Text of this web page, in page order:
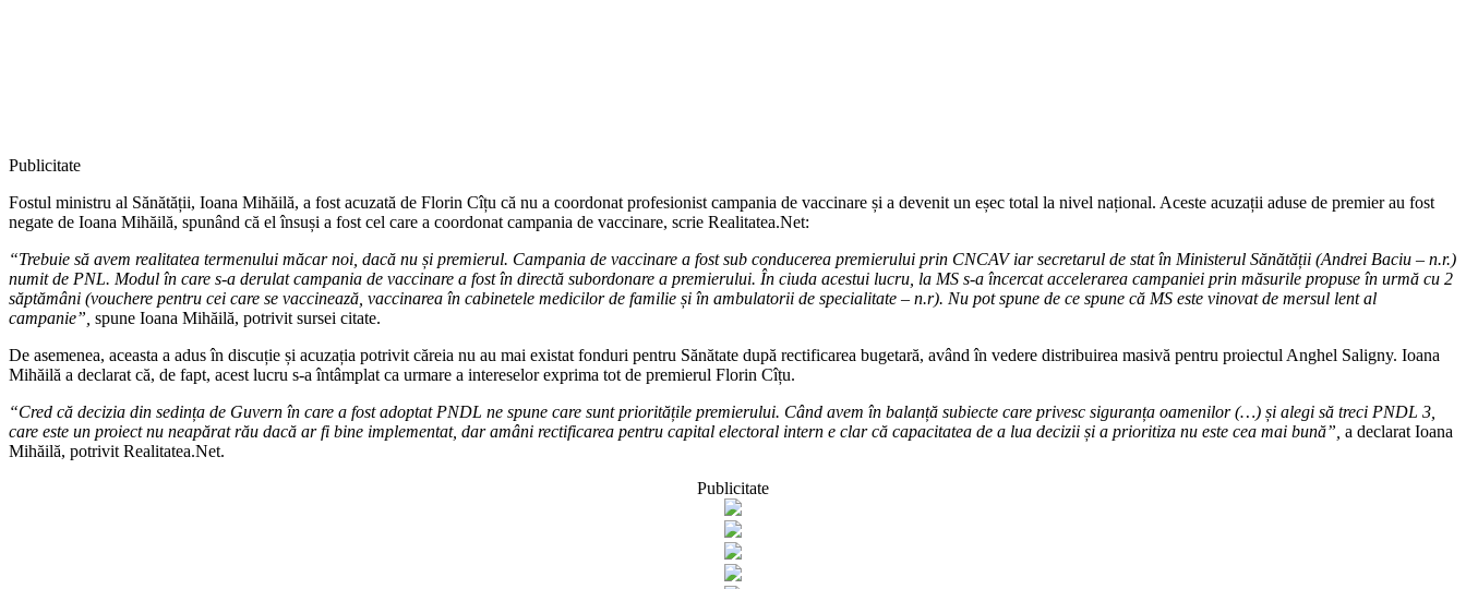
Publicitate
Fostul ministru al Sănătății, Ioana Mihăilă, a fost acuzată de Florin Cîțu că nu a coordonat profesionist campania de vaccinare și a devenit un eșec total la nivel național. Aceste acuzații aduse de premier au fost
negate de Ioana Mihăilă, spunând că el însuși a fost cel care a coordonat campania de vaccinare, scrie Realitatea.Net:
“Trebuie să avem realitatea termenului măcar noi, dacă nu și premierul. Campania de vaccinare a fost sub conducerea premierului prin CNCAV iar secretarul de stat în Ministerul Sănătății (Andrei Baciu – n.r.)
numit de PNL. Modul în care s-a derulat campania de vaccinare a fost în directă subordonare a premierului. În ciuda acestui lucru, la MS s-a încercat accelerarea campaniei prin măsurile propuse în urmă cu 2
săptămâni (vouchere pentru cei care se vaccinează, vaccinarea în cabinetele medicilor de familie și în ambulatorii de specialitate – n.r). Nu pot spune de ce spune că MS este vinovat de mersul lent al
campanie”, spune Ioana Mihăilă, potrivit sursei citate.
De asemenea, aceasta a adus în discuție și acuzația potrivit căreia nu au mai existat fonduri pentru Sănătate după rectificarea bugetară, având în vedere distribuirea masivă pentru proiectul Anghel Saligny. Ioana
Mihăilă a declarat că, de fapt, acest lucru s-a întâmplat ca urmare a intereselor exprima tot de premierul Florin Cîțu.
“Cred că decizia din sedința de Guvern în care a fost adoptat PNDL ne spune care sunt prioritățile premierului. Când avem în balanță subiecte care privesc siguranța oamenilor (…) și alegi să treci PNDL 3,
care este un proiect nu neapărat rău dacă ar fi bine implementat, dar amâni rectificarea pentru capital electoral intern e clar că capacitatea de a lua decizii și a prioritiza nu este cea mai bună”, a declarat Ioana
Mihăilă, potrivit Realitatea.Net.
Publicitate